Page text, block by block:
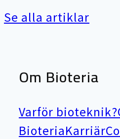
Se alla artiklar
Om Bioteria
Varför bioteknik?
BioteriaKarriär